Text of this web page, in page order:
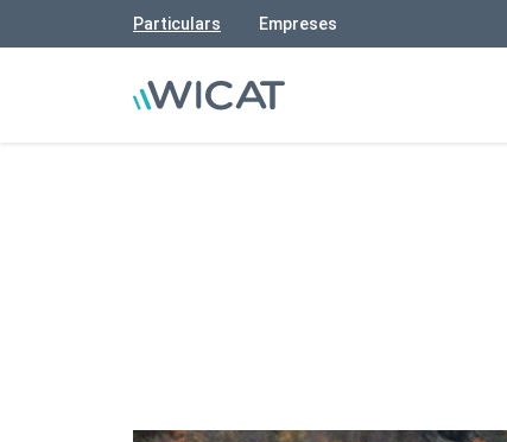
Particulars Empreses